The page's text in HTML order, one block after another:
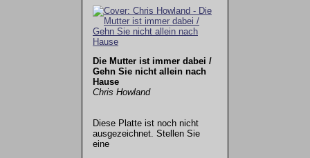
Die Mutter ist immer dabei /
Gehn Sie nicht allein nach
Hause
Chris Howland
Diese Platte ist noch nicht
ausgezeichnet. Stellen Sie
eine